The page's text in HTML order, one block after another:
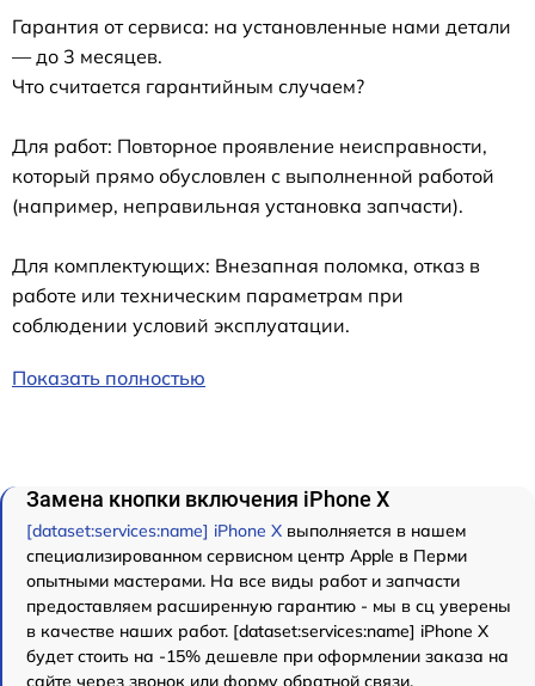
Гарантия от сервиса: на установленные нами детали
— до 3 месяцев.
Что считается гарантийным случаем?
Для работ: Повторное проявление неисправности,
который прямо обусловлен с выполненной работой
(например, неправильная установка запчасти).
Для комплектующих: Внезапная поломка, отказ в
работе или техническим параметрам при
соблюдении условий эксплуатации.
Показать полностью
Замена кнопки включения iPhone X
[dataset:services:name] iPhone X выполняется в нашем
специализированном сервисном центр Apple в Перми
опытными мастерами. На все виды работ и запчасти
предоставляем расширенную гарантию - мы в сц уверены
в качестве наших работ. [dataset:services:name] iPhone X
будет стоить на -15% дешевле при оформлении заказа на
сайте через звонок или форму обратной связи.